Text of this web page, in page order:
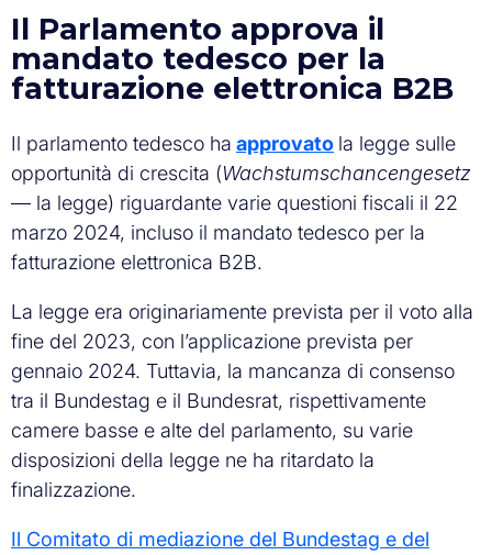
Il Parlamento approva il
mandato tedesco per la
fatturazione elettronica B2B
Il parlamento tedesco ha approvato la legge sulle
opportunità di crescita (Wachstumschancengesetz
— la legge) riguardante varie questioni fiscali il 22
marzo 2024, incluso il mandato tedesco per la
fatturazione elettronica B2B.
La legge era originariamente prevista per il voto alla
fine del 2023, con l’applicazione prevista per
gennaio 2024. Tuttavia, la mancanza di consenso
tra il Bundestag e il Bundesrat, rispettivamente
camere basse e alte del parlamento, su varie
disposizioni della legge ne ha ritardato la
finalizzazione.
Il Comitato di mediazione del Bundestag e del